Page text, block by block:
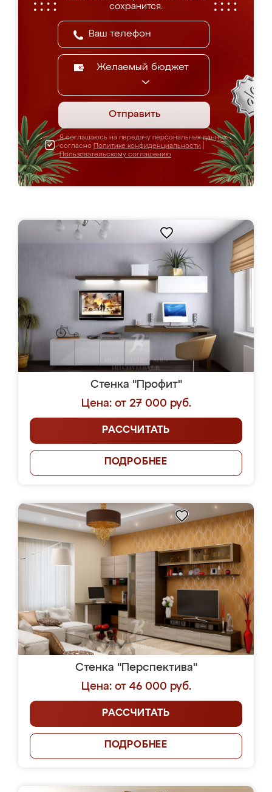
сохранится.
Желаемый бюджет
Отправить
Я соглашаюсь на передачу персональных данных
согласно Политике конфиденциальности
Пользовательскому соглашению
Стенка "Профит"
Цена: от 27 000 руб.
РАССЧИТАТЬ
ПОДРОБНЕЕ
Стенка "Перспектива"
Цена: от 46 000 руб.
РАССЧИТАТЬ
ПОДРОБНЕЕ